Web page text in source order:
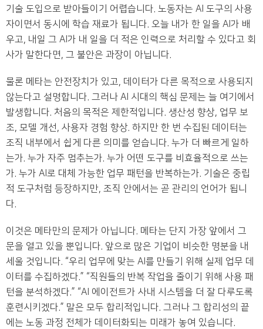
기술 도입으로 받아들이기 어렵습니다. 노동자는 AI 도구의 사용
자이면서 동시에 학습 재료가 됩니다. 오늘 내가 한 일을 AI가 배
우고, 내일 그 AI가 내 일을 더 적은 인력으로 처리할 수 있다고 회
사가 말한다면, 그 불안은 과장이 아닙니다.
물론 메타는 안전장치가 있고, 데이터가 다른 목적으로 사용되지
않는다고 설명합니다. 그러나 AI 시대의 핵심 문제는 늘 여기에서
발생합니다. 처음의 목적은 제한적입니다. 생산성 향상, 업무 보
조, 모델 개선, 사용자 경험 향상. 하지만 한 번 수집된 데이터는
조직 내부에서 쉽게 다른 의미를 얻습니다. 누가 더 빠르게 일하
는가. 누가 자주 멈추는가. 누가 어떤 도구를 비효율적으로 쓰는
가. 누가 AI로 대체 가능한 업무 패턴을 반복하는가. 기술은 중립
적 도구처럼 등장하지만, 조직 안에서는 곧 관리의 언어가 됩니
다.
이것은 메타만의 문제가 아닙니다. 메타는 단지 가장 앞에서 그
문을 열고 있을 뿐입니다. 앞으로 많은 기업이 비슷한 명분을 내
세울 것입니다. “우리 업무에 맞는 AI를 만들기 위해 실제 업무 데
이터를 수집하겠다.” “직원들의 반복 작업을 줄이기 위해 사용 패
턴을 분석하겠다.” “AI 에이전트가 사내 시스템을 더 잘 다루도록
훈련시키겠다.” 말은 모두 합리적입니다. 그러나 그 합리성의 끝
에는 노동 과정 전체가 데이터화되는 미래가 놓여 있습니다.